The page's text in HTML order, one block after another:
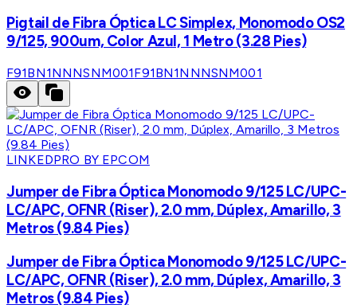
Pigtail de Fibra Óptica LC Simplex, Monomodo OS2
9/125, 900um, Color Azul, 1 Metro (3.28 Pies)
F91BN1NNNSNM001F91BN1NNNSNM001
LINKEDPRO BY EPCOM
Jumper de Fibra Óptica Monomodo 9/125 LC/UPC-
LC/APC, OFNR (Riser), 2.0 mm, Dúplex, Amarillo, 3
Metros (9.84 Pies)
Jumper de Fibra Óptica Monomodo 9/125 LC/UPC-
LC/APC, OFNR (Riser), 2.0 mm, Dúplex, Amarillo, 3
Metros (9.84 Pies)